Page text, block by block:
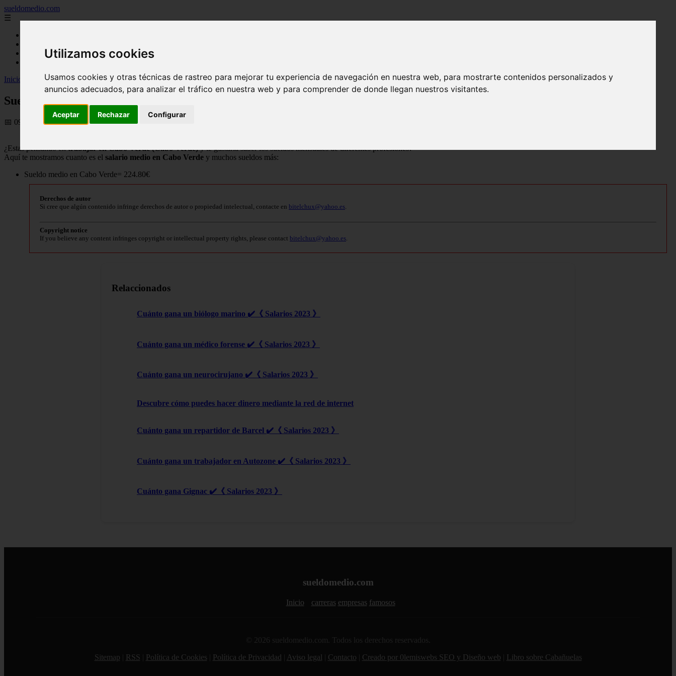
Utilizamos cookies
Usamos cookies y otras técnicas de rastreo para mejorar tu experiencia de navegación en nuestra web, para mostrarte contenidos personalizados y
anuncios adecuados, para analizar el tráfico en nuestra web y para comprender de donde llegan nuestros visitantes.
Aceptar Rechazar Configurar
sueldomedio.com
☰
empresas
Inicio
sueldos >Sueldo medio en Cabo Verde, Precios actualizados 2026
Sueldo medio en Cabo Verde, Precios actualizados 2026
📅 09/09/2025
¿Estas pensando entrabajar en Cabo Verde (Cabo Verde)y te gustaría saber los sueldos mensuales de diferentes profesiones?
Aquí te mostramos cuanto es el salario medio en Cabo Verde y muchos sueldos más:
Sueldo medio en Cabo Verde= 224.80€
Derechos de autor
Si cree que algún contenido infringe derechos de autor o propiedad intelectual, contacte en bitelchux@yahoo.es
Copyright notice
If you believe any content infringes copyright or intellectual property rights, please contact bitelchux@yahoo.es
Relaccionados
Cuánto gana un biólogo marino ✔️《 Salarios 2023 》
Cuánto gana un médico forense ✔️《 Salarios 2023 》
Cuánto gana un neurocirujano ✔️《 Salarios 2023 》
Descubre cómo puedes hacer dinero mediante la red de internet
Cuánto gana un repartidor de Barcel ✔️《 Salarios 2023 》
Cuánto gana un trabajador en Autozone ✔️《 Salarios 2023 》
Cuánto gana Gignac ✔️《 Salarios 2023 》
sueldomedio.com
Inicio carreras empresas famosos
© 2026 sueldomedio.com. Todos los derechos reservados.
Sitemap
RSS Política de Cookies Política de Privacidad Aviso legal Contacto Creado por 0lemiswebs SEO y Diseño web Libro sobre Cabañuelas